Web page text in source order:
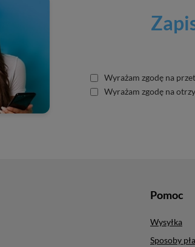
Wyrażam zgodę na
Wyrażam zgodę na
Pomoc
Wysyłka
Sposoby